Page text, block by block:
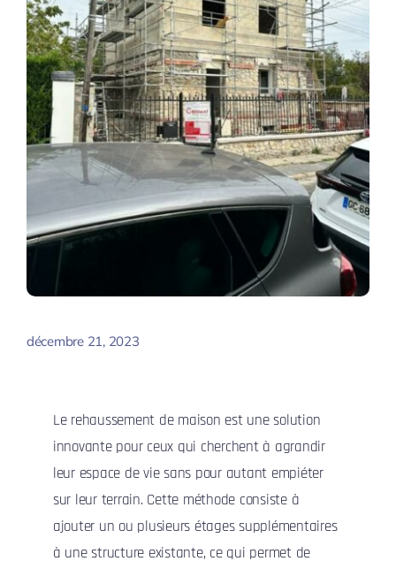
décembre 21, 2023
Le rehaussement de maison est une solution
innovante pour ceux qui cherchent à agrandir
leur espace de vie sans pour autant empiéter
sur leur terrain. Cette méthode consiste à
ajouter un ou plusieurs étages supplémentaires
à une structure existante, ce qui permet de